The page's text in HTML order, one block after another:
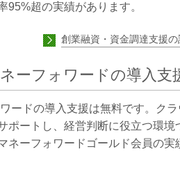
95%超の実績があります。
創業融資・資金調達支援の
ーフォワードの導入支
ードの導入支援は無料です。ク
ポートし、経営判断に役立つ環
ネーフォワードゴールド会員の実